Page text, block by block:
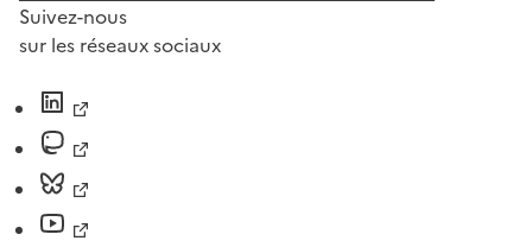
Suivez-nous
sur les réseaux sociaux